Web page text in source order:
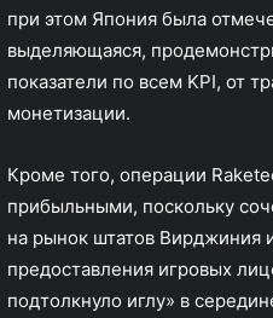
при этом Япония была
выделяющаяся,
показатели по всем KPI, от
монетизации.
Кроме того, операции
прибыльными, поскольку
на рынок штатов Вирджиния
предоставления игровых
подтолкнуло иглу» в